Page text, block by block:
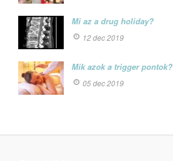
Mi az a drug holiday?
12 dec 2019
Mik azok a trigger pontok?
05 dec 2019